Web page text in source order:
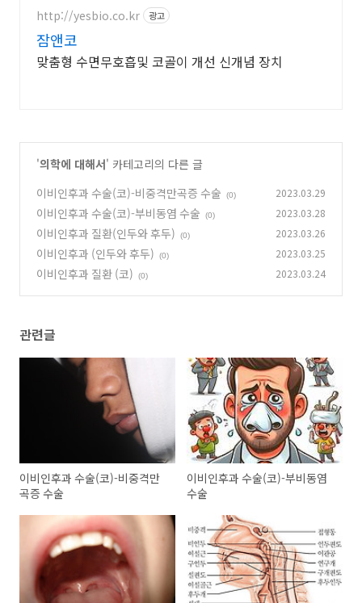
http://yesbio.co.kr 광고
잠앤코
맞춤형 수면무호흡및 코골이 개선 신개념 장치
'의학에 대해서' 카테고리의 다른 글
이비인후과 수술(코)-비중격만곡증 수술
(0) 2023.03.29
이비인후과 수술(코)-부비동염 수술 (0) 2023.03.28
이비인후과 질환(인두와 후두) (0) 2023.03.26
이비인후과 (인두와 후두) (0) 2023.03.25
이비인후과 질환 (코) (0) 2023.03.24
관련글
이비인후과 수술(코)-비중격만
곡증 수술
이비인후과 수술(코)-부비동염
수술